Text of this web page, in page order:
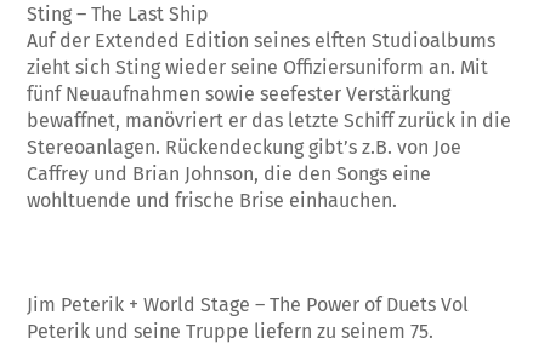
Sting – The Last Ship
Auf der Extended Edition seines elften Studioalbums
zieht sich Sting wieder seine Offiziersuniform an. Mit
fünf Neuaufnahmen sowie seefester Verstärkung
bewaffnet, manövriert er das letzte Schiff zurück in die
Stereoanlagen. Rückendeckung gibt’s z.B. von Joe
Caffrey und Brian Johnson, die den Songs eine
wohltuende und frische Brise einhauchen.
Jim Peterik + World Stage – The Power of Duets Vol
Peterik und seine Truppe liefern zu seinem 75.